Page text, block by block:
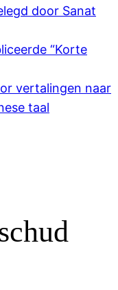
door Sanat
“Korte
vertalingen naar
taal